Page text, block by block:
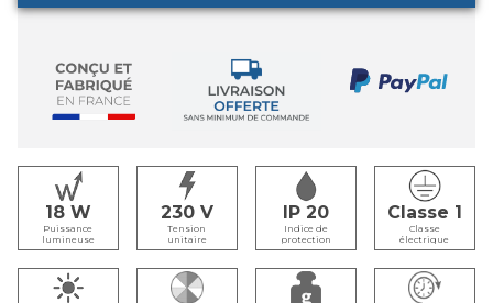
18
Puissance
lumineuse
230
Tension
unitaire
IP 20
Indice de
protection
Classe 1
Classe
électrique